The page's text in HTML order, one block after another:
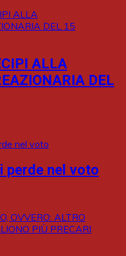
ALLA
DEL
perde nel voto